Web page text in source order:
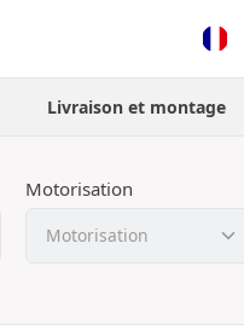
Livraison et montage
Motorisation